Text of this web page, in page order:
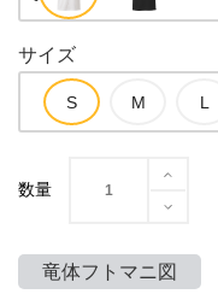
サイズ
数量
竜体フトマニ図